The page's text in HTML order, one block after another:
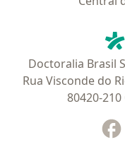
Doctoralia Brasil
Rua Visconde do
80420-